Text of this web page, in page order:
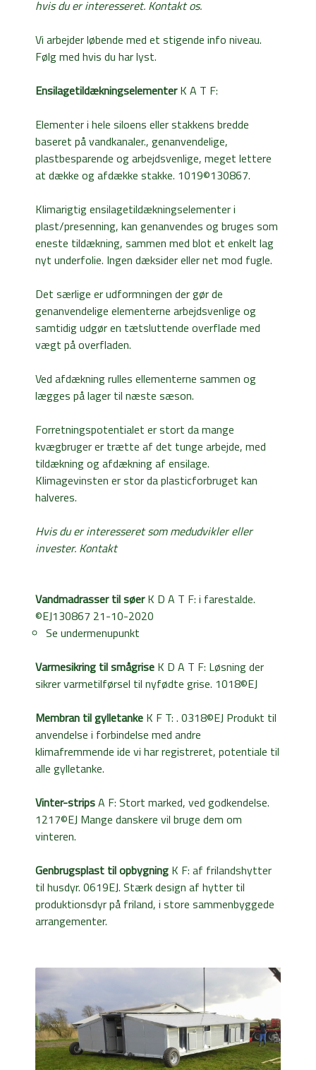
hvis du er interesseret. Kontakt os.
Vi arbejder løbende med et stigende info niveau.
Følg med hvis du har lyst.
EnsilagetildækningselementerK A T F:
Elementer i hele siloens eller stakkens bredde
baseret på vandkanaler., genanvendelige,
plastbesparende og arbejdsvenlige, meget lettere
at dække og afdække stakke. 1019©130867.
Klimarigtig ensilagetildækningselementer i
plast/presenning, kan genanvendes og bruges som
eneste tildækning, sammen med blot et enkelt lag
nyt underfolie. Ingen dæksider eller net mod fugle.
Det særlige er udformningen der gør de
genanvendelige elementerne arbejdsvenlige og
samtidig udgør en tætsluttende overflade med
vægt på overfladen.
Ved afdækning rulles ellementerne sammen og
lægges på lager til næste sæson.
Forretningspotentialet er stort da mange
kvægbruger er trætte af det tunge arbejde, med
tildækning og afdækning af ensilage.
Klimagevinsten er stor da plasticforbruget kan
halveres.
Hvis du er interesseret som medudvikler eller
invester. Kontakt
Vandmadrasser til søerK D A T F: i farestalde.
©EJ130867 21-10-2020
Se undermenupunkt
Varmesikring til smågrise K D A T F: Løsning der
sikrer varmetilførsel til nyfødte grise. 1018©EJ
Membran til gylletanke K F T: . 0318©EJ Produkt til
anvendelse i forbindelse med andre
klimafremmende ide vi har registreret, potentiale til
alle gylletanke.
Vinter-stripsA F: Stort marked, ved godkendelse.
1217©EJ Mange danskere vil bruge dem om
vinteren.
Genbrugsplast til opbygning K F: af frilandshytter
til husdyr. 0619EJ. Stærk design af hytter til
produktionsdyr på friland, i store sammenbyggede
arrangementer.